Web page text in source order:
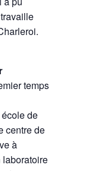
temps
de
centre de
à
laboratoire